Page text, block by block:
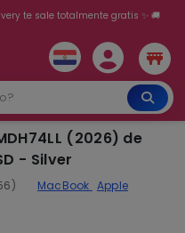
con tarjetas adheridas!
(2026) de
- Silver
MacBook Apple